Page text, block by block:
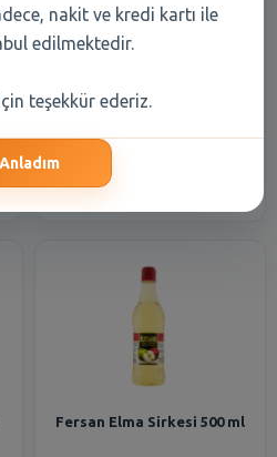
Fersan Üzüm Sirkesi 500 ml
Fersan Elma Sirkesi 500 ml
nakit ve kredi kartı ile
edilmektedir.
için teşekkür ederiz.
Anladım